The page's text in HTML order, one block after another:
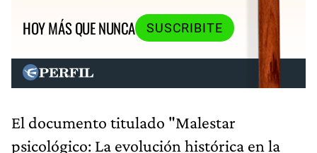
HOY MÁS QUE NUNCA
SUSCRIBITE
El documento titulado "Malestar
psicológico: La evolución histórica en la